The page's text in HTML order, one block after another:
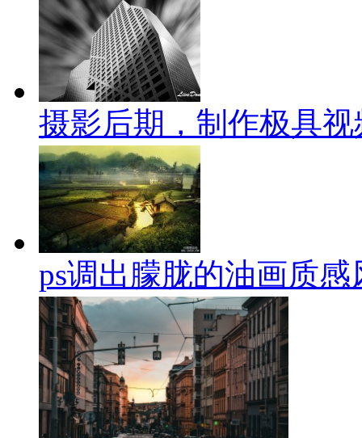
摄影后期，制作极具
ps调出朦胧的油画质感